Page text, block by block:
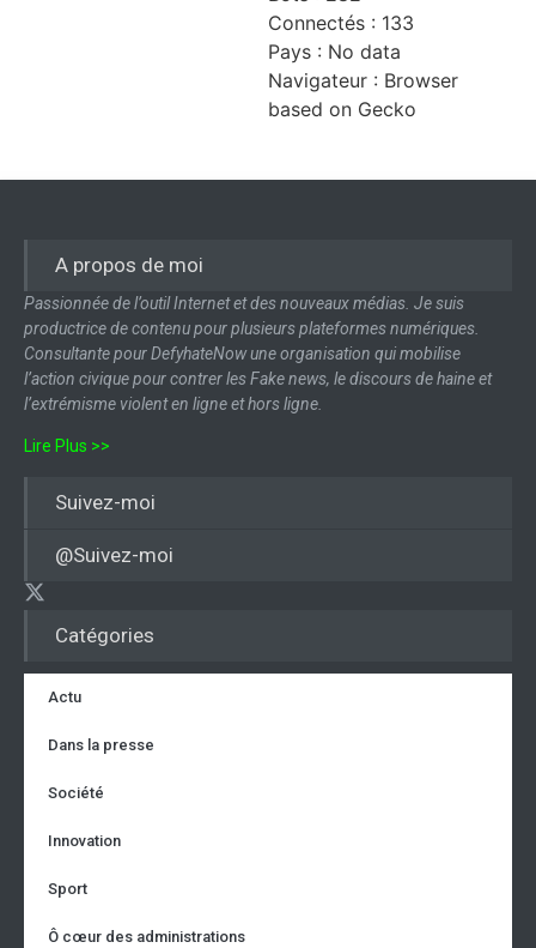
Connectés : 133
Pays : No data
Navigateur : Browser
based on Gecko
Catégories
Actu
Dans la presse
Société
Innovation
Sport
Ô cœur des administrations
A propos de moi
Passionnée de l’outil Internet et des nouveaux médias. Je suis
productrice de contenu pour plusieurs plateformes numériques.
Consultante pour DefyhateNow une organisation qui mobilise
l’action civique pour contrer les Fake news, le discours de haine et
l’extrémisme violent en ligne et hors ligne.
Lire Plus >>
Suivez-moi
@Suivez-moi